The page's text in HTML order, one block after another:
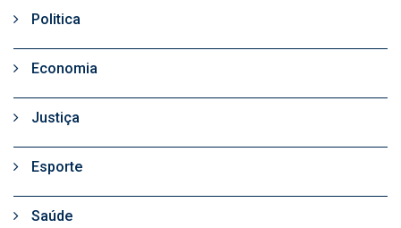
Politica
Economia
Justiça
Esporte
Saúde